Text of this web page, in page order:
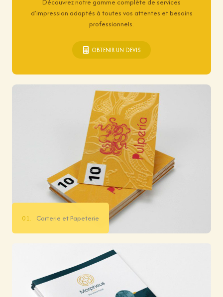
Découvrez notre gamme complète de services
d’impression adaptés à toutes vos attentes et besoins
professionnels.
OBTENIR UN DEVIS
01. Carterie et Papeterie